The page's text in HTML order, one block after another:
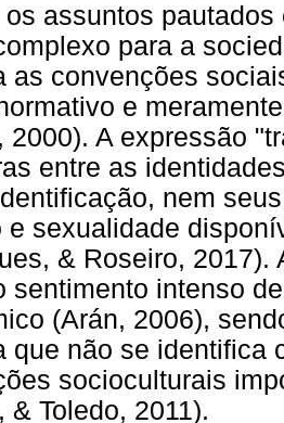
os assuntos
para a
as convenções
e
2000). A expressão
entre as
nem
e sexualidade
& Roseiro,
sentimento intenso
(Arán, 2006),
que não se identifica
socioculturais
& Toledo, 2011).